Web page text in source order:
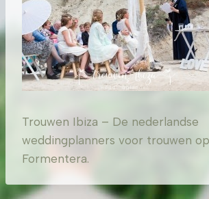
Trouwen Ibiza – De nederlandse
weddingplanners voor trouwen
Formentera.